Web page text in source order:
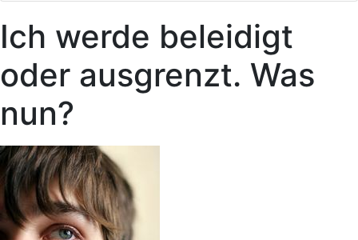
Ich werde beleidigt
oder ausgrenzt. Was
nun?